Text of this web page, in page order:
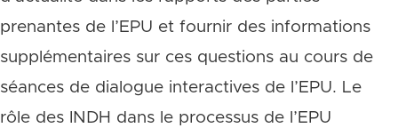
prenantes de l’EPU et fournir des informations
supplémentaires sur ces questions au cours de
séances de dialogue interactives de l’EPU. Le
rôle des INDH dans le processus de l’EPU